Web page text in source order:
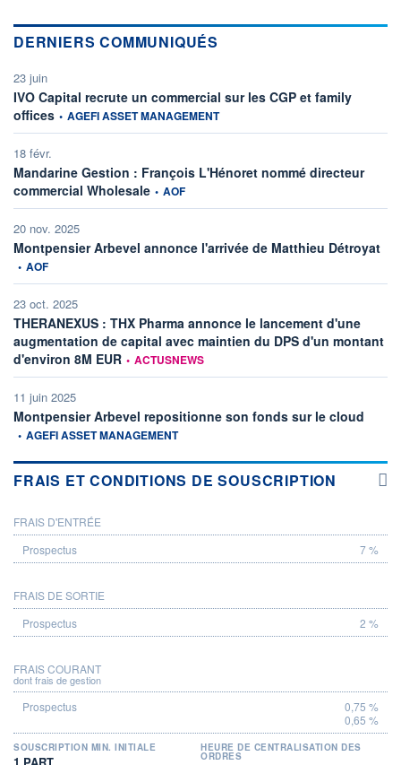
DERNIERS COMMUNIQUÉS
23 juin
IVO Capital recrute un commercial sur les CGP et family
offices information fournie par
• AGEFI ASSET MANAGEMENT
18 févr.
Mandarine Gestion : François L'Hénoret nommé directeur
commercial Wholesale information fournie par
• AOF
20 nov. 2025
Montpensier Arbevel annonce l'arrivée de Matthieu Détroyat
• AOF
23 oct. 2025
THERANEXUS : THX Pharma annonce le lancement d'une
augmentation de capital avec maintien du DPS d'un montant
d'environ 8M EURinformation fournie par
• ACTUSNEWS
11 juin 2025
Montpensier Arbevel repositionne son fonds sur le cloud
• AGEFI ASSET MANAGEMENT
FRAIS ET CONDITIONS DE SOUSCRIPTION
PROSPECTUS
FRAIS D'ENTRÉE
7 %
FRAIS DE SORTIE
2 %
FRAIS COURANT
dont frais de gestion
0,75 %
0,65 %
SOUSCRIPTION MIN. INITIALE HEURE DE CENTRALISATION DES
ORDRES